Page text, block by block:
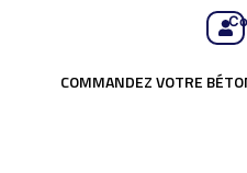
COMMANDEZ VOTRE